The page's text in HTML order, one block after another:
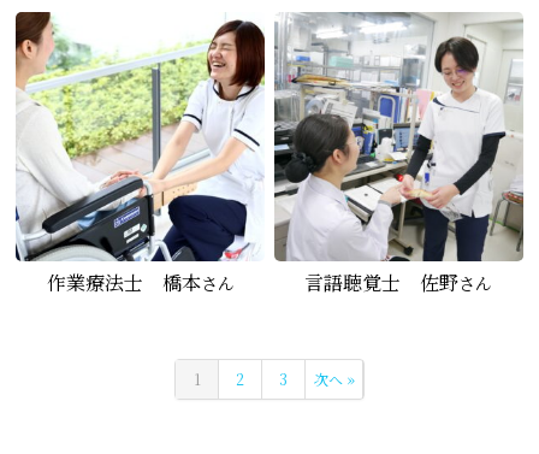
作業療法士 橋本さん 言語聴覚士 佐野さん
1 2 3 次へ »